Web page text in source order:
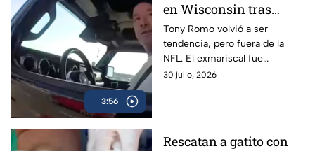
3:56
en Wisconsin tras
negarse a realizar la
prueba de alcohol
Tony Romo volvió a ser
tendencia, pero fuera de la
NFL. El exmariscal fue
detenido tras negarse a una
30 julio, 2026
Rescatan a gatito con